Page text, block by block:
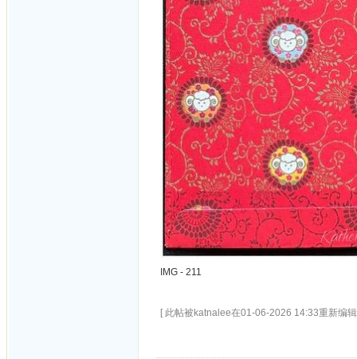
IMG - 211
[ 此帖被katnalee在01-06-2026 14:33重新编